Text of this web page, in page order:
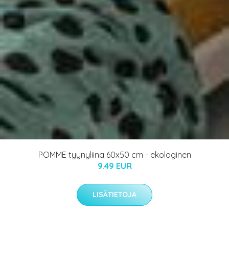
POMME tyynyliina 60x50 cm - ekologinen
9.49 EUR
LISÄTIETOJA